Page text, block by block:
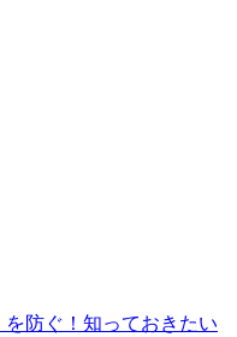
を防ぐ！知っておきたい